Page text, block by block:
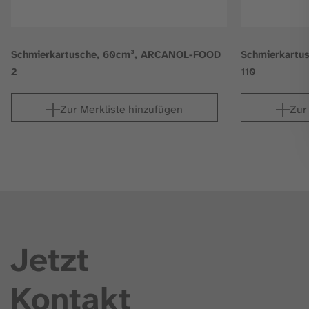
Schmierkartusche, 60cm³, ARCANOL-FOOD
2
Zur Merkliste hinzufügen
110
Jetzt
Kontakt